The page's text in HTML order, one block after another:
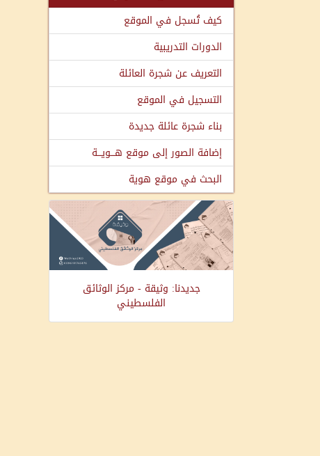
كيف تُسجل في الموقع
الدورات التدريبية
التعريف عن شجرة العائلة
التسجيل في الموقع
بناء شجرة عائلة جديدة
إضافة الصور إلى موقع هـــويـــة
البحث في موقع هوية
جديدنا: وثيقة - مركز الوثائق
الفلسطيني